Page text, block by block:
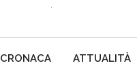
CRONACA ATTUALITÀ